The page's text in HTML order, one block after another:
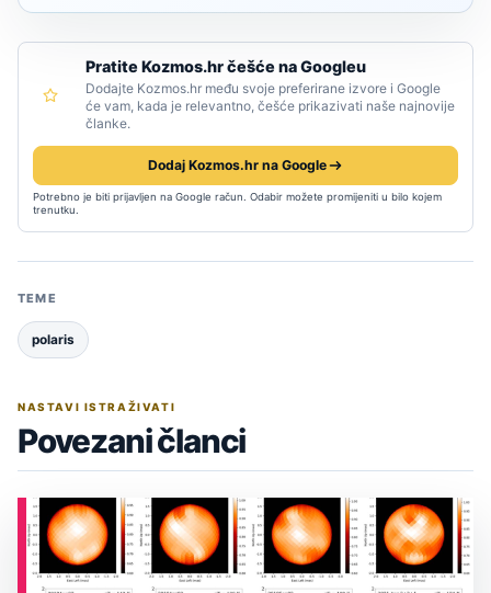
Pratite Kozmos.hr češće na Googleu
Dodajte Kozmos.hr među svoje preferirane izvore i Google
će vam, kada je relevantno, češće prikazivati naše najnovije
članke.
Dodaj Kozmos.hr na Google
Potrebno je biti prijavljen na Google račun. Odabir možete promijeniti u bilo kojem
trenutku.
TEME
polaris
NASTAVI ISTRAŽIVATI
Povezani članci